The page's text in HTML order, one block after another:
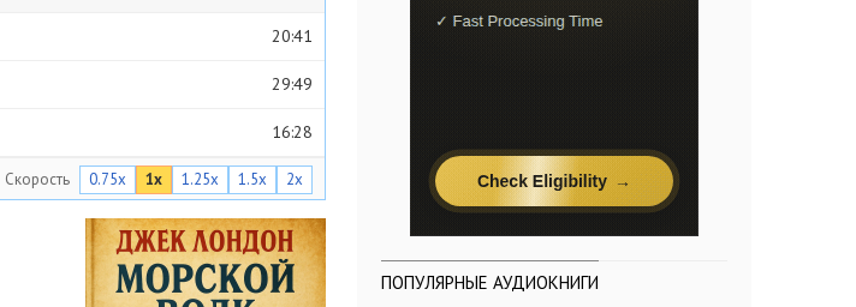
20:41
29:49
16:28
20:36
37:11
09:11
Скорость 0.75x 1x 1.25x 1.5x 2x
ПОПУЛЯРНЫЕ АУДИОКНИГИ